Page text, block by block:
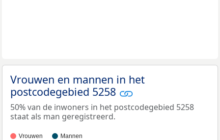
Vrouwen en mannen in het
postcodegebied 5258
50% van de inwoners in het postcodegebied 5258
staat als man geregistreerd.
Vrouwen Mannen